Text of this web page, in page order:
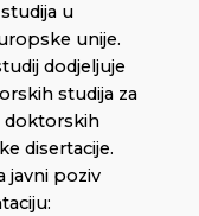
u
unije.
dodjeljuje
studija za
doktorskih
disertacije.
javni poziv